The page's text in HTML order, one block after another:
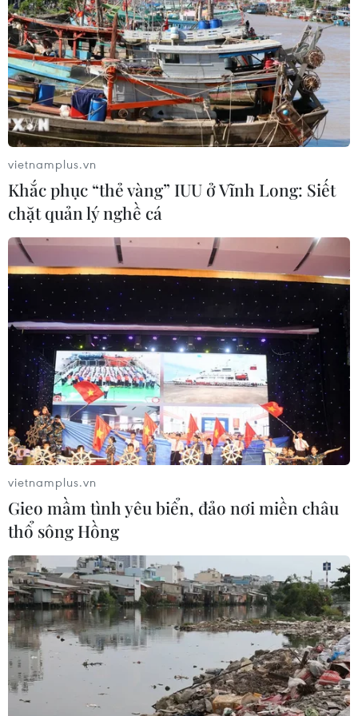
TIN LIÊN QUAN
Hàn Quốc cảnh báo mực nước biển ngoài
khơi bờ biển phía Đông có thể dâng cao
01/01/2024 10:46
Cơ quan Khí tượng Hàn Quốc (KMA) cho biết sóng thần
do trận động đất tại tỉnh Ishikawa và các tỉnh lân cận
của Nhật Bản có thể khiến mực nước biển dâng cao
ngoài khơi bờ biển phía Đông Hàn Quốc.
Maldives biến các đảo thành pháo đài để
vietnamplus.vn
Khắc phục “thẻ vàng” IUU ở Vĩnh Long: Siết
chặt quản lý nghề cá
vietnamplus.vn
Gieo mầm tình yêu biển, đảo nơi miền châu
thổ sông Hồng